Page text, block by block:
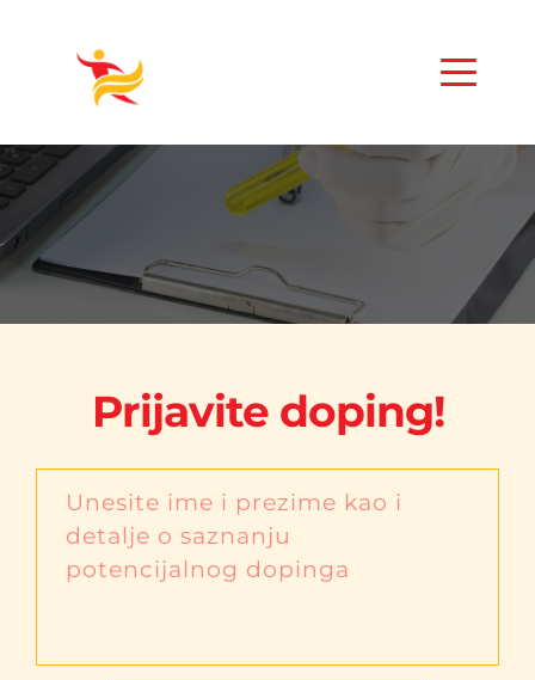
Prijavite doping!